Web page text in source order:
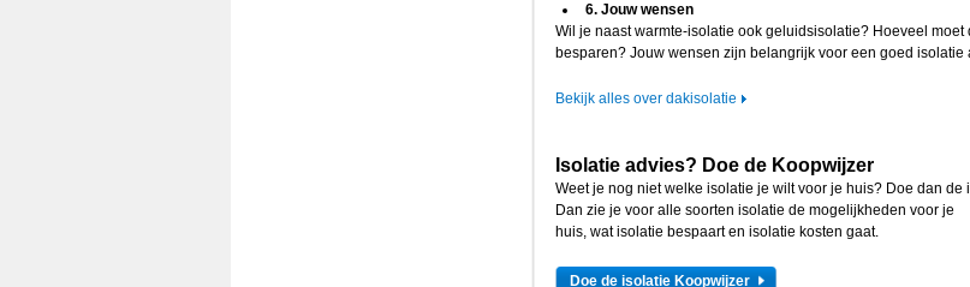
6. Jouw wensen
Wil je naast warmte-isolatie ook geluidsisolatie? Hoeveel moet
besparen? Jouw wensen zijn belangrijk voor een goed isolatie
Bekijk alles over dakisolatie
Isolatie advies? Doe de Koopwijzer
Weet je nog niet welke isolatie je wilt voor je huis? Doe dan de
Dan zie je voor alle soorten isolatie de mogelijkheden voor je
huis, wat isolatie bespaart en isolatie kosten gaat.
Doe de isolatie Koopwijzer